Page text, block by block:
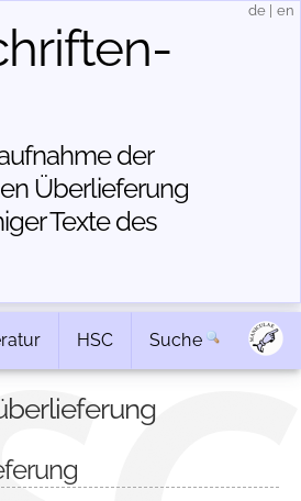
der
Über­lieferung
Texte des
de en
HSC Suche